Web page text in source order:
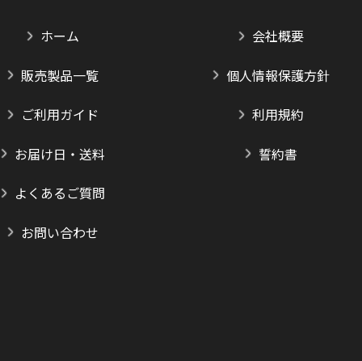
ホーム
販売製品一覧
ご利用ガイド
お届け日・送料
よくあるご質問
お問い合わせ
会社概要
個人情報保護方針
利用規約
誓約書